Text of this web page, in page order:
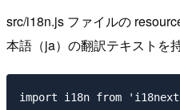
src/i18n.js ファイルの
本語（ja）の翻訳テキストを
import i18n from